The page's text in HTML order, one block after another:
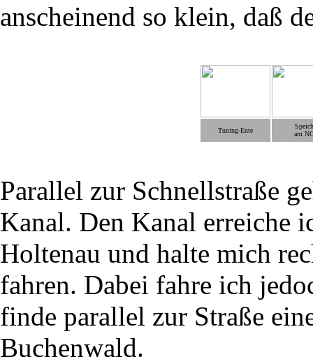
anscheinend so klein, daß
Tuning-Ente
am
Parallel zur Schnellstraße
Kanal. Den Kanal erreiche
Holtenau und halte mich
fahren. Dabei fahre ich
finde parallel zur Straße
Buchenwald.